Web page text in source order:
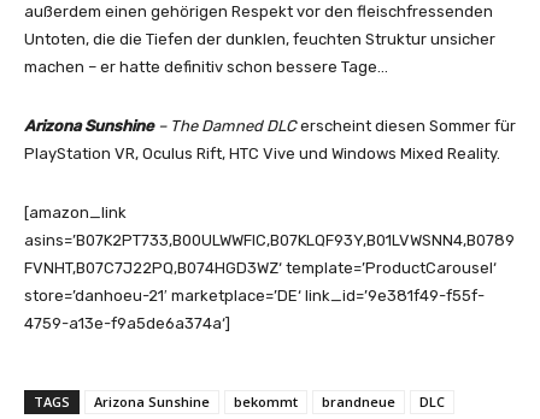
außerdem einen gehörigen Respekt vor den fleischfressenden
Untoten, die die Tiefen der dunklen, feuchten Struktur unsicher
machen – er hatte definitiv schon bessere Tage…
Arizona Sunshine– The Damned DLCerscheint diesen Sommer für
PlayStation VR, Oculus Rift, HTC Vive und Windows Mixed Reality.
[amazon_link
asins=’B07K2PT733,B00ULWWFIC,B07KLQF93Y,B01LVWSNN4,B0789
FVNHT,B07C7J22PQ,B074HGD3WZ‘ template=’ProductCarousel‘
store=’danhoeu-21′ marketplace=’DE‘ link_id=’9e381f49-f55f-
4759-a13e-f9a5de6a374a‘]
TAGS Arizona Sunshine bekommt brandneue
DLC